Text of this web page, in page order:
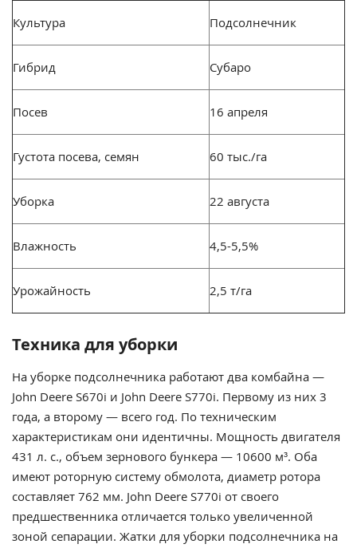
Культура Подсолнечник
Гибрид Субаро
Посев 16 апреля
Густота посева, семян 60 тыс./га
Уборка 22 августа
Влажность 4,5-5,5%
Урожайность 2,5 т/га
Техника для уборки
На уборке подсолнечника работают два комбайна —
John Deere S670i и John Deere S770i. Первому из них 3
года, а второму — всего год. По техническим
характеристикам они идентичны. Мощность двигателя
431 л. с., объем зернового бункера — 10600 м³. Оба
имеют роторную систему обмолота, диаметр ротора
составляет 762 мм. John Deere S770i от своего
предшественника отличается только увеличенной
зоной сепарации. Жатки для уборки подсолнечника на